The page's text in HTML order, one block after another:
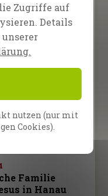
Warten auf
Schmerz
Familie
in Hanau
Zugriffe auf
Details
nutzen (nur mit
Cookies).